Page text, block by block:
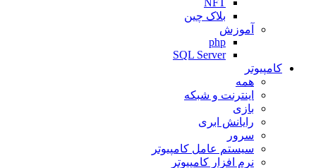
NFT
بلاک چین
آموزش
php
SQL Server
کامپیوتر
همه
اینترنت و شبکه
بازی
رایانش ابری
سرور
سیستم عامل کامپیوتر
نرم افزار کامپیوتر